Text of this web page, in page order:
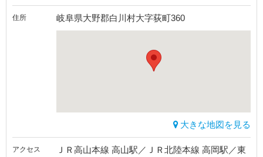
住所 岐阜県大野郡白川村大字荻町360
大きな地図を見る
アクセス
ＪＲ高山本線 高山駅／ＪＲ北陸本線 高岡駅／東